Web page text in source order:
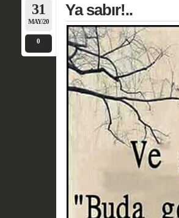
31
MAY/20
0
Ya sabır!..